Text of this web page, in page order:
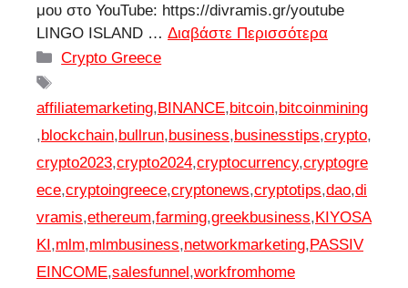
μου στο YouTube: https://divramis.gr/youtube
LINGO ISLAND … Διαβάστε Περισσότερα
Κατηγορίες
Crypto Greece
affiliatemarketing,BINANCE,bitcoin,bitcoinmining
,blockchain,bullrun,business,businesstips,crypto,
crypto2023,crypto2024,cryptocurrency,cryptogre
ece,cryptoingreece,cryptonews,cryptotips,dao,di
vramis,ethereum,farming,greekbusiness,KIYOSA
KI,mlm,mlmbusiness,networkmarketing,PASSIV
EINCOME,salesfunnel,workfromhome